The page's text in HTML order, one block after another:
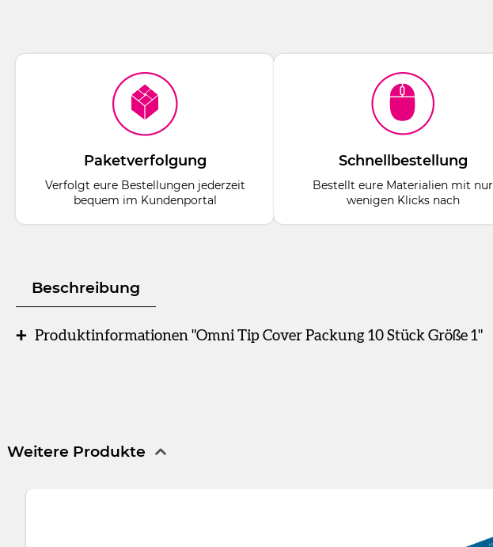
Paketverfolgung
Verfolgt eure Bestellungen jederzeit
bequem im Kundenportal
Schnellbestellung
Bestellt eure Materialien mit nur
wenigen Klicks nach
Beschreibung
Produktinformationen "Omni Tip Cover Packung 10 Stück Größe 1"
Weitere Produkte
Produktgalerie überspringen